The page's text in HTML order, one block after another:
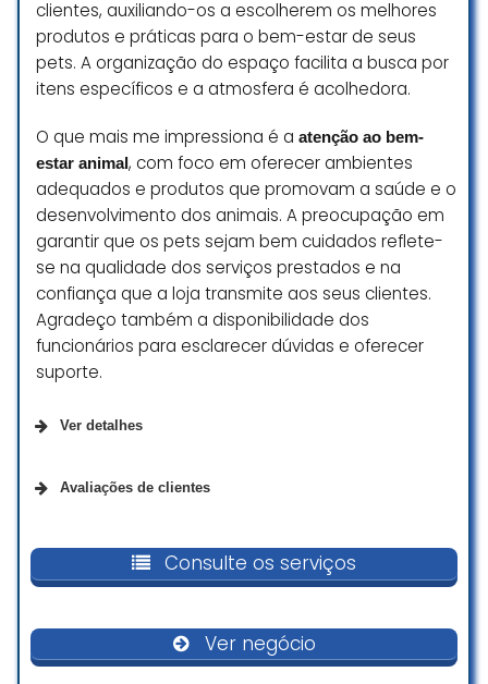
clientes, auxiliando-os a escolherem os melhores
produtos e práticas para o bem-estar de seus
pets. A organização do espaço facilita a busca por
itens específicos e a atmosfera é acolhedora.
O que mais me impressiona é a atenção ao bem-
estar animal, com foco em oferecer ambientes
adequados e produtos que promovam a saúde e o
desenvolvimento dos animais. A preocupação em
garantir que os pets sejam bem cuidados reflete-
se na qualidade dos serviços prestados e na
confiança que a loja transmite aos seus clientes.
Agradeço também a disponibilidade dos
funcionários para esclarecer dúvidas e oferecer
suporte.
Ver detalhes
Retirada na loja
Avaliações de clientes
e fiquei surpreendida ao ver que o
rato Twister estava com forração
seria o uso de forração de
celulose.
Consulte os serviços
Ver negócio